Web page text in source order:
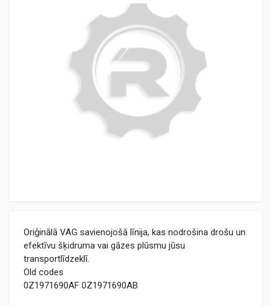
Oriģinālā VAG savienojošā līnija, kas nodrošina drošu un
efektīvu šķidruma vai gāzes plūsmu jūsu
transportlīdzeklī.
Old codes
0Z1971690AF 0Z1971690AB